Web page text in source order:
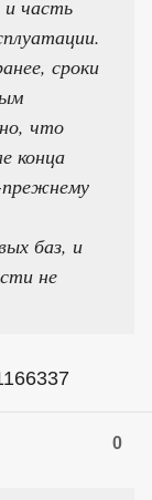
часть
сроки
что
конца
прежнему
баз, и
не
0